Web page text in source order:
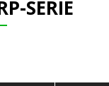
SERIE